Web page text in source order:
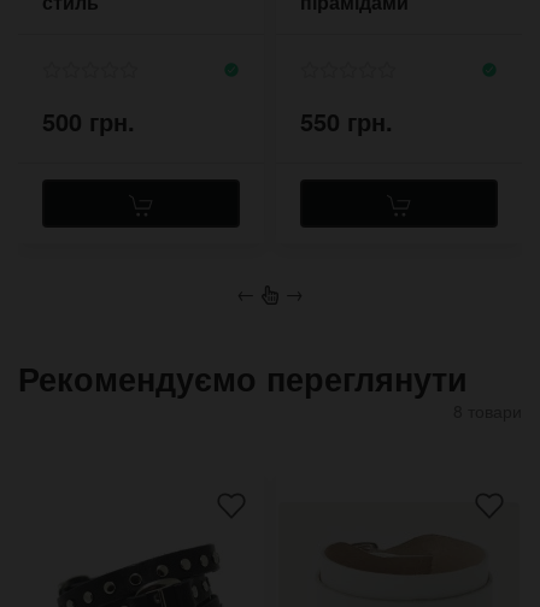
500 грн. 550 грн.
← →
Рекомендуємо переглянути